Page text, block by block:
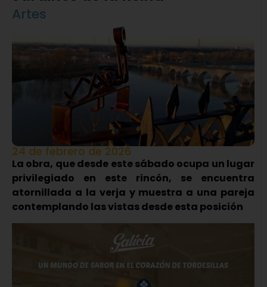
Artes
24 de febrero de 2026
La obra, que desde este sábado ocupa un lugar
privilegiado en este rincón, se encuentra
atornillada a la verja y muestra a una pareja
contemplando las vistas desde esta posición